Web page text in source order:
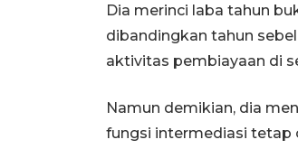
Dia merinci laba tahun
dibandingkan tahun
aktivitas pembiayaan di
Namun demikian, dia
fungsi intermediasi tetap